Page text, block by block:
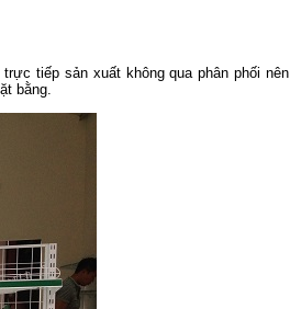
tiếp sản xuất không qua phân phối nên
bằng.